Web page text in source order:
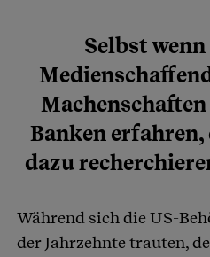
Selbst
Banken
dazu
Während sich die US-
der Jahrzehnte trauten,